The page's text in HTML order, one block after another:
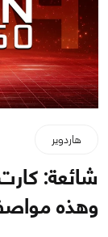
هاردوير
وهذه